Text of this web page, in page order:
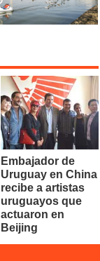
Embajador de
Uruguay en China
recibe a artistas
uruguayos que
actuaron en
Beijing